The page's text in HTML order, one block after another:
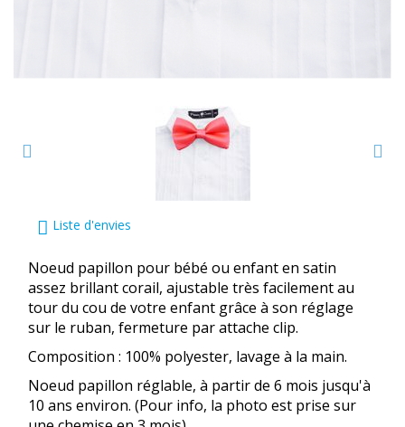
Liste d'envies
Noeud papillon pour bébé ou enfant en satin
assez brillant corail, ajustable très facilement au
tour du cou de votre enfant grâce à son réglage
sur le ruban, fermeture par attache clip.
Composition : 100% polyester, lavage à la main.
Noeud papillon réglable, à partir de 6 mois jusqu'à
10 ans environ. (Pour info, la photo est prise sur